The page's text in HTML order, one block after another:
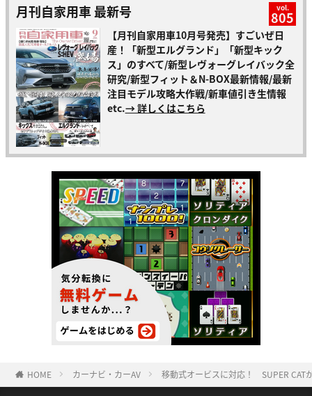
月刊自家用車 最新号 vol.
805
【月刊自家用車10月号発売】すごいぜ日
産！「新型エルグランド」「新型キック
ス」のすべて/新型レヴォーグレイバック全
研究/新型フィット＆N-BOX最新情報/最新
注目モデル攻略大作戦/新車値引き生情報
etc.→ 詳しくはこちら
HOME カーナビ・カーAV 移動式オービスに対応！ SUPER CAT